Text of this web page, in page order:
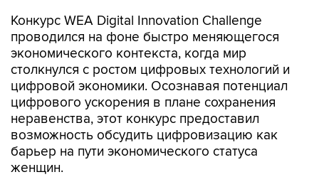
Конкурс WEA Digital Innovation Challenge
проводился на фоне быстро меняющегося
экономического контекста, когда мир
столкнулся с ростом цифровых технологий и
цифровой экономики. Осознавая потенциал
цифрового ускорения в плане сохранения
неравенства, этот конкурс предоставил
возможность обсудить цифровизацию как
барьер на пути экономического статуса
женщин.